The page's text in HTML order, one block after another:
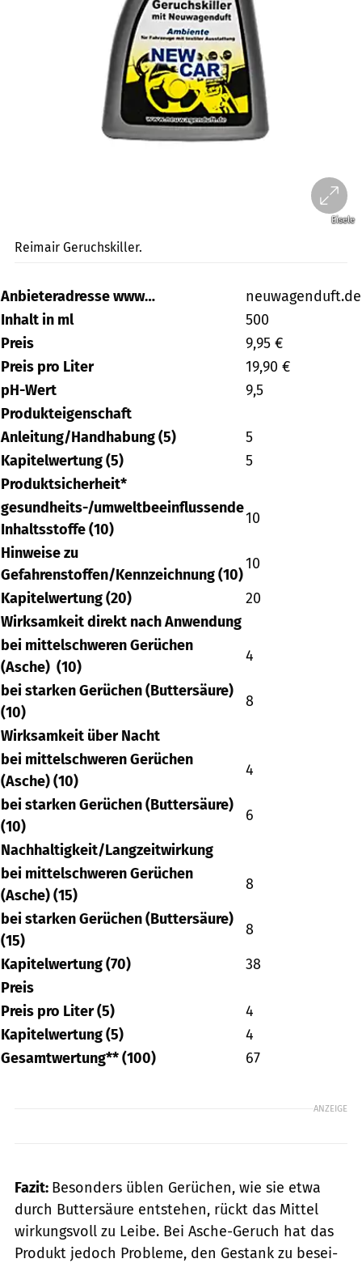
Eisele
Reimair Geruchskiller.
Anbieteradresse www…
neuwagenduft.de
Inhalt in ml
500
Preis
9,95 €
Preis pro Liter
19,90 €
pH-Wert
9,5
Produkteigenschaft
Anleitung/Handhabung (5)
5
Kapitelwertung (5)
5
Produktsicherheit*
gesundheits-/umweltbeeinflussende
Inhaltsstoffe (10)
10
Hinweise zu
Gefahrenstoffen/Kennzeichnung (10)
10
Kapitelwertung (20)
20
Wirksamkeit direkt nach Anwendung
bei mittelschweren Gerüchen
(Asche) (10)
4
bei starken Gerüchen (Buttersäure)
(10)
8
Wirksamkeit über Nacht
bei mittelschweren Gerüchen
(Asche) (10)
4
bei starken Gerüchen (Buttersäure)
(10)
6
Nachhaltigkeit/Langzeitwirkung
bei mittelschweren Gerüchen
(Asche) (15)
8
bei starken Gerüchen (Buttersäure)
(15)
8
Kapitelwertung (70)
38
Preis
Preis pro Liter (5)
4
Kapitelwertung (5)
4
Gesamtwertung** (100)
67
ANZEIGE
Fazit: Besonders üblen Gerüchen, wie sie etwa
durch Buttersäure entstehen, rückt das Mittel
wirkungsvoll zu Leibe. Bei Asche-Geruch hat das
Produkt jedoch Probleme, den Gestank zu besei­